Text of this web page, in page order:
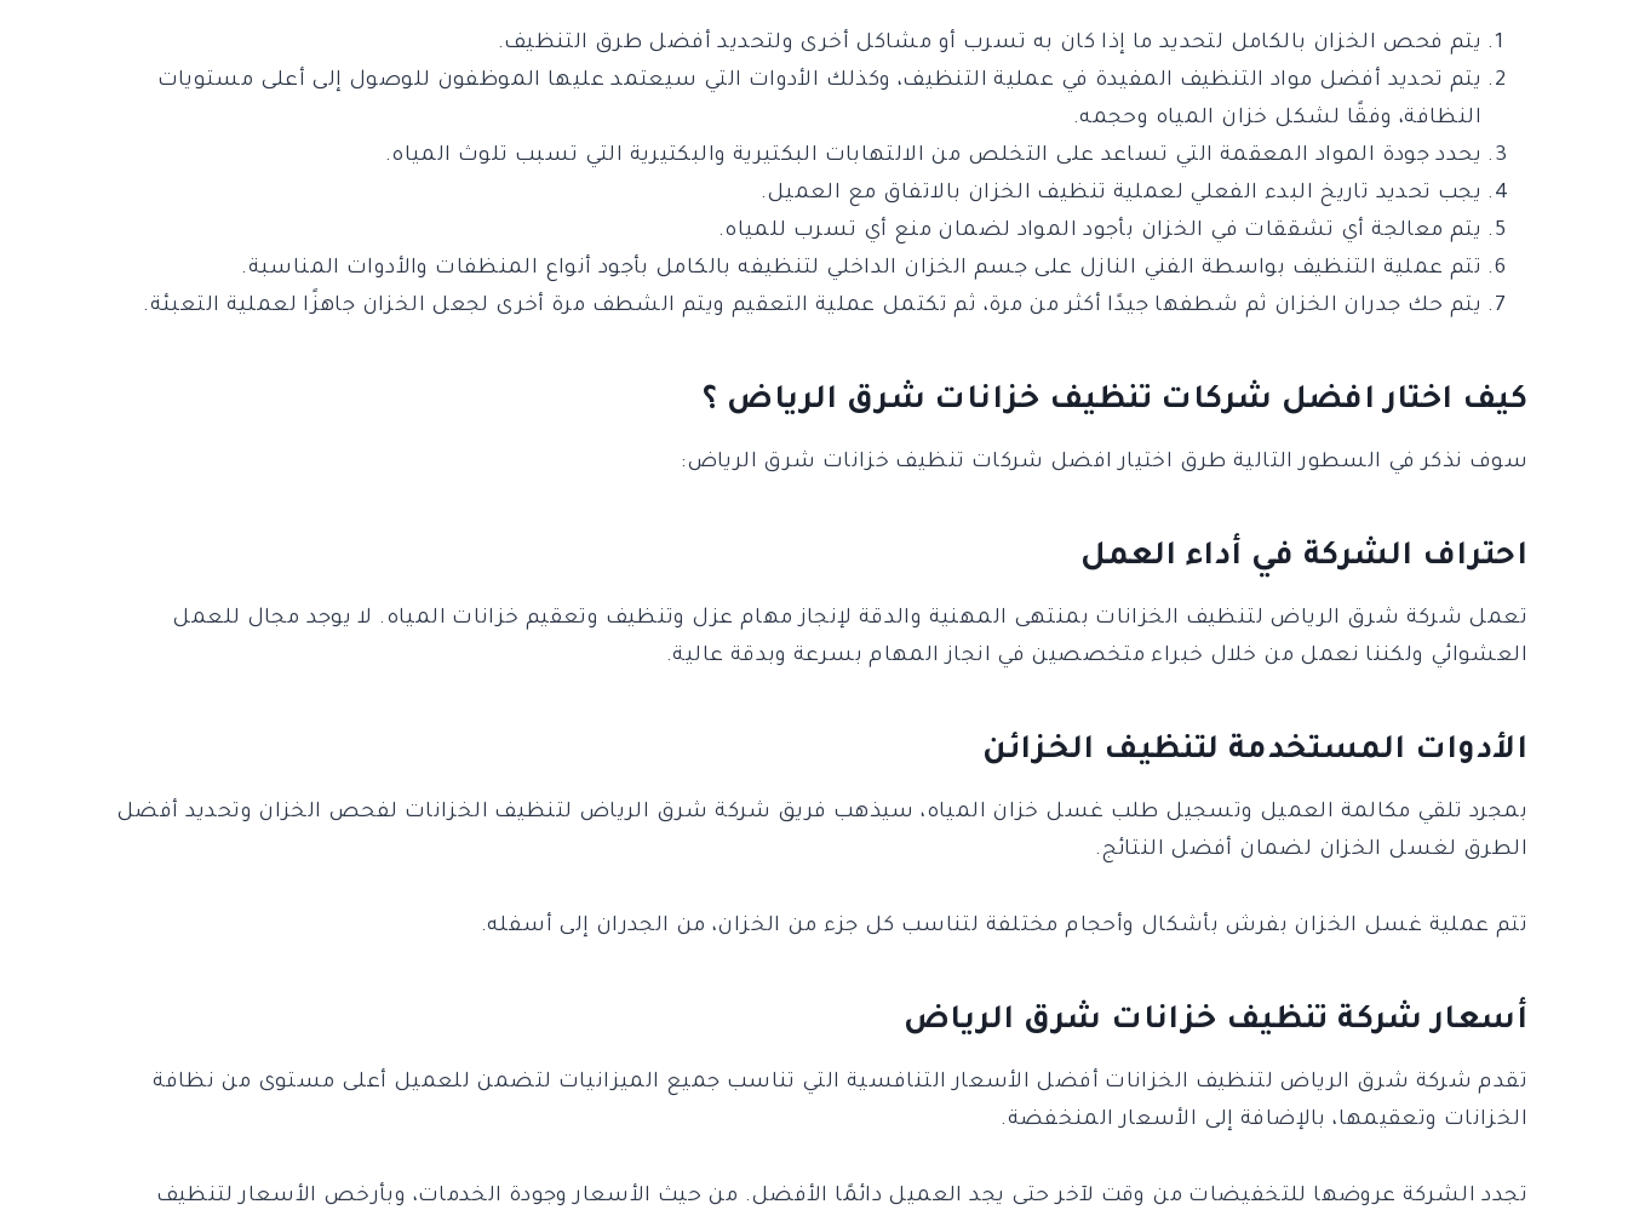
يتم فحص الخزان بالكامل لتحديد ما إذا كان به تسرب أو مشاكل أخرى ولتحديد أفضل طرق التنظيف.
يتم تحديد أفضل مواد التنظيف المفيدة في عملية التنظيف، وكذلك الأدوات التي سيعتمد عليها الموظفون للوصول إلى أعلى مستويات
النظافة، وفقًا لشكل خزان المياه وحجمه.
يحدد جودة المواد المعقمة التي تساعد على التخلص من الالتهابات البكتيرية والبكتيرية التي تسبب تلوث المياه.
يجب تحديد تاريخ البدء الفعلي لعملية تنظيف الخزان بالاتفاق مع العميل.
يتم معالجة أي تشققات في الخزان بأجود المواد لضمان منع أي تسرب للمياه.
تتم عملية التنظيف بواسطة الفني النازل على جسم الخزان الداخلي لتنظيفه بالكامل بأجود أنواع المنظفات والأدوات المناسبة.
يتم حك جدران الخزان ثم شطفها جيدًا أكثر من مرة، ثم تكتمل عملية التعقيم ويتم الشطف مرة أخرى لجعل الخزان جاهزًا لعملية التعبئة.
كيف اختار افضل شركات تنظيف خزانات شرق الرياض ؟
سوف نذكر في السطور التالية طرق اختيار افضل شركات تنظيف خزانات شرق الرياض:
احتراف الشركة في أداء العمل
تعمل شركة شرق الرياض لتنظيف الخزانات بمنتهى المهنية والدقة لإنجاز مهام عزل وتنظيف وتعقيم خزانات المياه. لا يوجد مجال للعمل
العشوائي ولكننا نعمل من خلال خبراء متخصصين في انجاز المهام بسرعة وبدقة عالية.
الأدوات المستخدمة لتنظيف الخزائن
بمجرد تلقي مكالمة العميل وتسجيل طلب غسل خزان المياه، سيذهب فريق شركة شرق الرياض لتنظيف الخزانات لفحص الخزان وتحديد أفضل
الطرق لغسل الخزان لضمان أفضل النتائج.
تتم عملية غسل الخزان بفرش بأشكال وأحجام مختلفة لتناسب كل جزء من الخزان، من الجدران إلى أسفله.
أسعار شركة تنظيف خزانات شرق الرياض
تقدم شركة شرق الرياض لتنظيف الخزانات أفضل الأسعار التنافسية التي تناسب جميع الميزانيات لتضمن للعميل أعلى مستوى من نظافة
الخزانات وتعقيمها، بالإضافة إلى الأسعار المنخفضة.
تجدد الشركة عروضها للتخفيضات من وقت لآخر حتى يجد العميل دائمًا الأفضل. من حيث الأسعار وجودة الخدمات، وبأرخص الأسعار لتنظيف